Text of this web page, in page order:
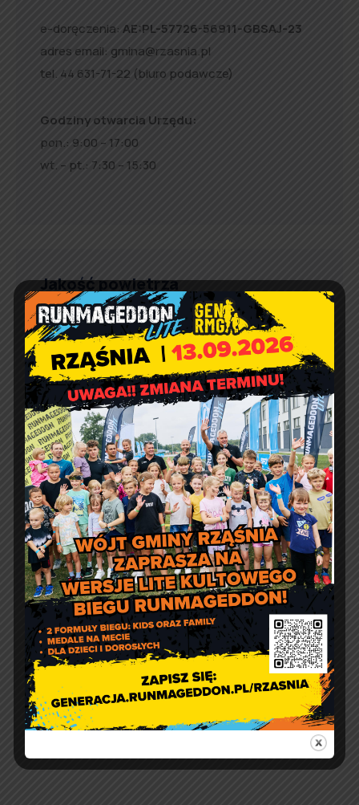
e-doręczenia: AE:PL-57726-56911-GBSAJ-23
adres email: gmina@rzasnia.pl
tel. 44 631-71-22 (biuro podawcze)
Godziny otwarcia Urzędu:
pon.: 9:00 – 17:00
wt. – pt.: 7:30 – 15:30
Jakość powietrza